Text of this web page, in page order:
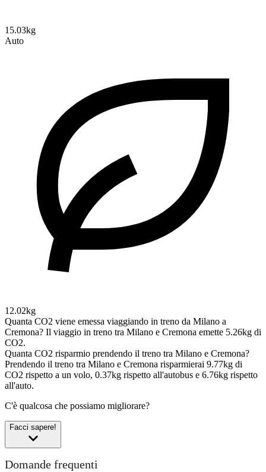
15.03kg
Auto
12.02kg
Quanta CO2 viene emessa viaggiando in treno da Milano a
Cremona? Il viaggio in treno tra Milano e Cremona emette 5.26kg di
CO2.
Quanta CO2 risparmio prendendo il treno tra Milano e Cremona?
Prendendo il treno tra Milano e Cremona risparmierai 9.77kg di
CO2 rispetto a un volo, 0.37kg rispetto all'autobus e 6.76kg rispetto
all'auto.
C'è qualcosa che possiamo migliorare?
Facci sapere!
Domande frequenti